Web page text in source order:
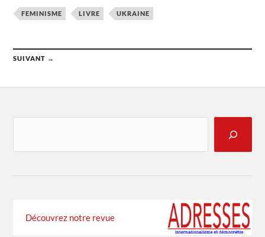
FEMINISME LIVRE UKRAINE
SUIVANT →
Découvrez notre revue